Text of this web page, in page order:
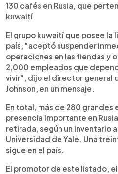
130 cafés en Rusia, que
kuwaití.
El grupo kuwaití que posee la
país, "aceptó suspender
operaciones en las tiendas y
2,000 empleados que
vivir", dijo el director general
Johnson, en un mensaje.
En total, más de 280 grandes
presencia importante en
retirada, según un inventario
Universidad de Yale. Una
sigue en el país.
El promotor de este listado,